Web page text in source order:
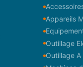
Appareils
Outillage
Outillage A